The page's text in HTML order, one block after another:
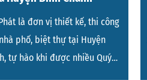
là đơn vị thiết kế, thi công
phố, biệt thự tại Huyện
tự hào khi được nhiều Quý